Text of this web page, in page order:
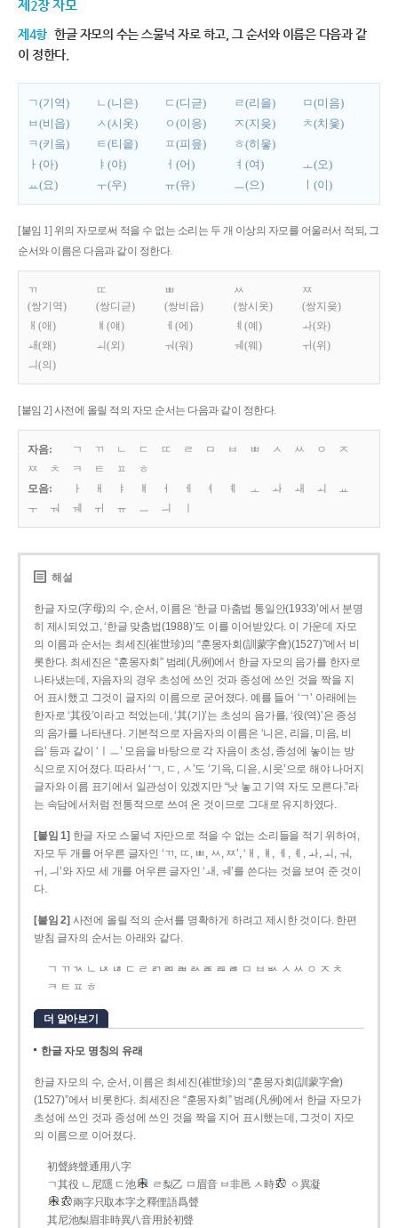
제2장 자모
제4항 한글 자모의 수는 스물넉 자로 하고, 그 순서와 이름은 다음과 같
이 정한다.
ㄱ(기역) ㄴ(니은) ㄷ(디귿) ㄹ(리을)
ㅁ(미음)
ㅂ(비읍)
ㅅ(시옷) ㅇ(이응) ㅈ(지읒)
ㅊ(치읓)
ㅋ(키읔)
ㅌ(티읕) ㅍ(피읖)
ㅎ(히읗)
ㅏ(아)
ㅑ(야) ㅓ(어) ㅕ(여)
ㅗ(오)
ㅛ(요)
ㅜ(우) ㅠ(유) ㅡ(으) ㅣ(이)
[붙임 1] 위의 자모로써 적을 수 없는 소리는 두 개 이상의 자모를 어울러서 적되, 그
순서와 이름은 다음과 같이 정한다.
ㄲ
(쌍기역)
ㄸ
(쌍디귿)
ㅃ
(쌍비읍)
ㅆ
(쌍시옷)
ㅉ
(쌍지읒)
ㅐ(애)
ㅒ(얘) ㅔ(에) ㅖ(예)
ㅘ(와)
ㅙ(왜)
ㅚ(외) ㅝ(워) ㅞ(웨)
ㅟ(위)
ㅢ(의)
[붙임 2] 사전에 올릴 적의 자모 순서는 다음과 같이 정한다.
자음: ㄱ ㄲ ㄴ ㄷ ㄸ ㄹ ㅁ ㅂ ㅃ ㅅ ㅆ ㅇ
ㅈ
ㅉ
ㅊ ㅋ ㅌ ㅍ
ㅎ
모음:
ㅏ ㅐ ㅑ ㅒ ㅓ ㅔ ㅕ ㅖ ㅗ ㅘ ㅙ ㅚ
ㅛ
ㅜ
ㅝ ㅞ ㅟ ㅠ ㅡ ㅢ
해설
한글 자모(字母)의 수, 순서, 이름은 ‘한글 마춤법 통일안(1933)’에서 분명
히 제시되었고, ‘한글 맞춤법(1988)’도 이를 이어받았다. 이 가운데 자모
의 이름과 순서는 최세진(崔世珍)의 “훈몽자회(訓蒙字會)(1527)”에서 비
롯한다. 최세진은 “훈몽자회” 범례(凡例)에서 한글 자모의 음가를 한자로
나타냈는데, 자음자의 경우 초성에 쓰인 것과 종성에 쓰인 것을 짝을 지
어 표시했고 그것이 글자의 이름으로 굳어졌다. 예를 들어 ‘ㄱ’ 아래에는
한자로 ‘其役’이라고 적었는데, ‘其(기)’는 초성의 음가를, ‘役(역)’은 종성
의 음가를 나타낸다. 기본적으로 자음자의 이름은 ‘니은, 리을, 미음, 비
읍’ 등과 같이 ‘ㅣㅡ’ 모음을 바탕으로 각 자음이 초성, 종성에 놓이는 방
식으로 지어졌다. 따라서 ‘ㄱ, ㄷ, ㅅ’도 ‘기윽, 디읃, 시읏’으로 해야 나머지
글자와 이름 표기에서 일관성이 있겠지만 “낫 놓고 기역 자도 모른다.”라
는 속담에서처럼 전통적으로 쓰여 온 것이므로 그대로 유지하였다.
[붙임 1] 한글 자모 스물넉 자만으로 적을 수 없는 소리들을 적기 위하여,
자모 두 개를 어우른 글자인 ‘ㄲ, ㄸ, ㅃ, ㅆ, ㅉ’, ‘ㅐ, ㅒ, ㅔ, ㅖ, ㅘ, ㅚ, ㅝ,
ㅟ, ㅢ’와 자모 세 개를 어우른 글자인 ‘ㅙ, ㅞ’를 쓴다는 것을 보여 준 것이
다.
[붙임 2] 사전에 올릴 적의 순서를 명확하게 하려고 제시한 것이다. 한편
받침 글자의 순서는 아래와 같다.
ㄱ ㄲ ㄳ ㄴ ㄵ ㄶ ㄷ ㄹ ㄺ ㄻ ㄼ ㄽ ㄾ ㄿ ㅀ ㅁ ㅂ ㅄ ㅅ ㅆ ㅇ ㅈ ㅊ
ㅋ ㅌ ㅍ ㅎ
더 알아보기
한글 자모 명칭의 유래
한글 자모의 수, 순서, 이름은 최세진(崔世珍)의 “훈몽자회(訓蒙字會)
(1527)”에서 비롯한다. 최세진은 “훈몽자회” 범례(凡例)에서 한글 자모가
초성에 쓰인 것과 종성에 쓰인 것을 짝을 지어 표시했는데, 그것이 자모
의 이름으로 이어졌다.
初聲終聲通用八字
ㄱ其役 ㄴ尼隱 ㄷ池
ㄹ梨乙 ㅁ眉音 ㅂ非邑 ㅅ時
ㆁ異凝
兩字只取本字之釋俚語爲聲
其尼池梨眉非時異八音用於初聲